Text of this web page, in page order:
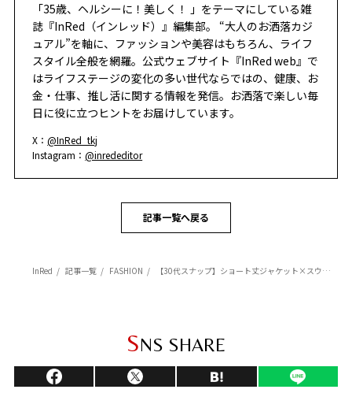
「35歳、ヘルシーに！美しく！ 」をテーマにしている雑
誌『InRed（インレッド）』編集部。 “大人のお洒落カジ
ュアル”を軸に、ファッションや美容はもちろん、ライフ
スタイル全般を網羅。公式ウェブサイト『InRed web』で
はライフステージの変化の多い世代ならではの、健康、お
金・仕事、推し活に関する情報を発信。お洒落で楽しい毎
日に役に立つヒントをお届けしています。
X：@InRed_tkj
Instagram：@inrededitor
記事一覧へ戻る
InRed 記事一覧 FASHION 【30代スナップ】ショート丈ジャケット×スウェットパンツ。ミニマルさが魅力の大人カジュアル
SNS SHARE